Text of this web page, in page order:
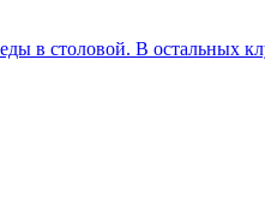
в столовой. В остальных